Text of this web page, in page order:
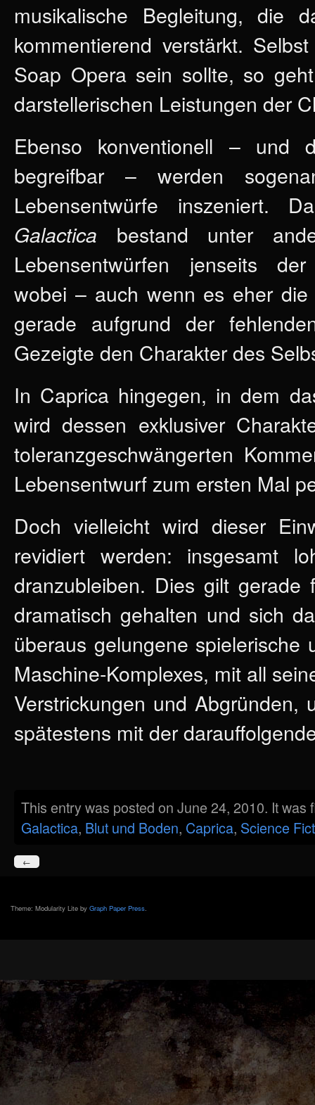
musikalische Begleitung, die
kommentierend verstärkt.
Soap Opera sein sollte, so
darstellerischen Leistungen der
Ebenso konventionell – und
begreifbar – werden
Lebensentwürfe inszeniert.
Galactica bestand unter
Lebensentwürfen jenseits der
wobei – auch wenn es eher
gerade aufgrund der
Gezeigte den Charakter des
In Caprica hingegen, in dem
wird dessen exklusiver
toleranzgeschwängerten
Lebensentwurf zum ersten Mal
Doch vielleicht wird dieser
revidiert werden: insgesamt
dranzubleiben. Dies gilt
dramatisch gehalten und sich
überaus gelungene
Maschine-Komplexes, mit all
Verstrickungen und
spätestens mit der
This entry was posted on June 24, 2010. It
Galactica, Blut und Boden, Caprica, Science
←
Theme: Modularity Lite by Graph Paper Press.